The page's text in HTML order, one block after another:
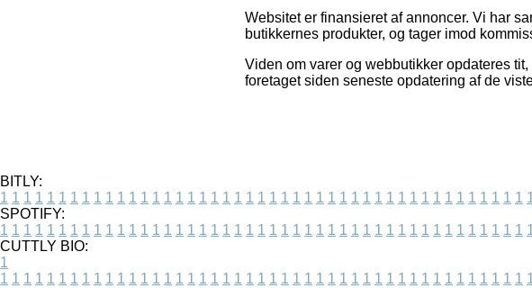
Websitet er finansieret af annoncer. Vi har
butikkernes produkter, og tager imod
Viden om varer og webbutikker opdateres
foretaget siden seneste opdatering af de
BITLY:
1 1 1 1 1 1 1 1 1 1 1 1 1 1 1 1 1 1 1 1 1 1 1 1 1 1 1 1 1 1 1 1 1 1 1 1 1 1 1 1 1 1 1 1 1
SPOTIFY:
1 1 1 1 1 1 1 1 1 1 1 1 1 1 1 1 1 1 1 1 1 1 1 1 1 1 1 1 1 1 1 1 1 1 1 1 1 1 1 1 1 1 1 1 1
CUTTLY BIO:
1
1 1 1 1 1 1 1 1 1 1 1 1 1 1 1 1 1 1 1 1 1 1 1 1 1 1 1 1 1 1 1 1 1 1 1 1 1 1 1 1 1 1 1 1 1